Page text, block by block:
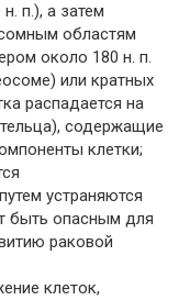
п.), а затем
областям
около 180 н. п.
или кратных
распадается на
содержащие
клетки;
устраняются
быть опасным для
раковой
клеток,